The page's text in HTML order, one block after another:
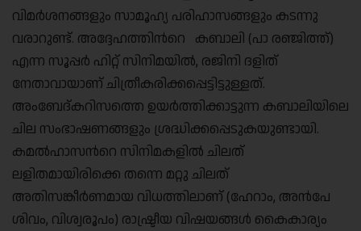
വിമര്‍ശനങ്ങളും സാമൂഹ്യ പരിഹാസങ്ങളും കടന്നു
വരാറുണ്ട്. അദ്ദേഹത്തിന്‍റെ കബാലി (പാ രഞ്ജിത്ത്)
എന്ന സൂപ്പര്‍ ഹിറ്റ് സിനിമയില്‍, രജിനി ദളിത്
നേതാവായാണ് ചിത്രീകരിക്കപ്പെട്ടിട്ടുള്ളത്.
അംബേദ്കറിസത്തെ ഉയര്‍ത്തിക്കാട്ടുന്ന കബാലിയിലെ
ചില സംഭാഷണങ്ങളും ശ്രദ്ധിക്കപ്പെടുകയുണ്ടായി.
കമല്‍ഹാസന്‍റെ സിനിമകളില്‍ ചിലത്
ലളിതമായിരിക്കെ തന്നെ മറ്റു ചിലത്
അതിസങ്കീര്‍ണമായ വിധത്തിലാണ് (ഹേറാം, അന്‍പേ
ശിവം, വിശ്വരൂപം) രാഷ്ട്രീയ വിഷയങ്ങള്‍ കൈകാര്യം